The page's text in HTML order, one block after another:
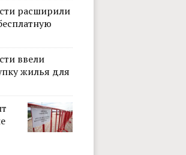
расширили
ввели
жилья для